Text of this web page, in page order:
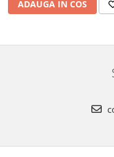
ADAUGA IN COS